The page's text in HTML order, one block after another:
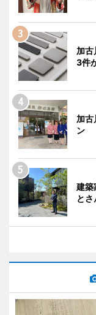
加古
3件
加古
ン
建築
と